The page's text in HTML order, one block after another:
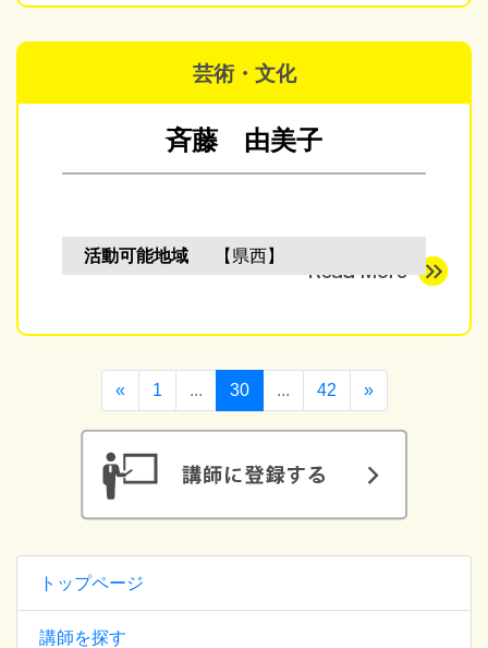
トップページ
講師を探す
芸術・文化
斉藤 由美子
活動可能地域 【県西】
« 1 ... 30 ... 42 »